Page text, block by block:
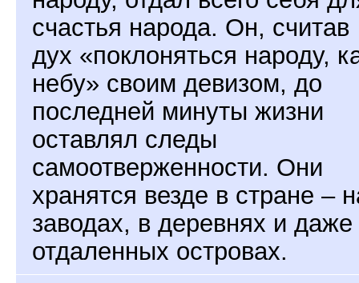
счастья народа. Он, считав
дух «поклоняться народу,
небу» своим девизом, до
последней минуты жизни
оставлял следы
самоотверженности. Они
хранятся везде в стране –
заводах, в деревнях и даже
отдаленных островах.